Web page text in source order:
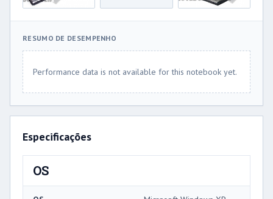
RESUMO DE DESEMPENHO
Performance data is not available for this notebook yet.
Especificações
OS